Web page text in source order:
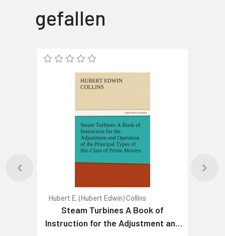
gefallen
Hubert E. (Hubert Edwin) Collins
Steam Turbines A Book of
Instruction for the Adjustment and